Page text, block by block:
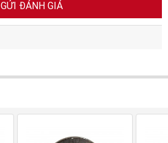
GỬI ĐÁNH GIÁ